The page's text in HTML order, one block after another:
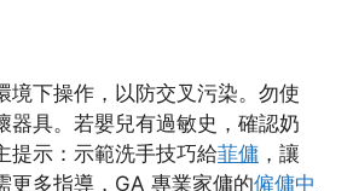
境下操作，以防交叉污染。勿使
器具。若嬰兒有過敏史，確認奶
提示：示範洗手技巧給菲傭 ，讓
更多指導，GA 專業家傭的僱傭中